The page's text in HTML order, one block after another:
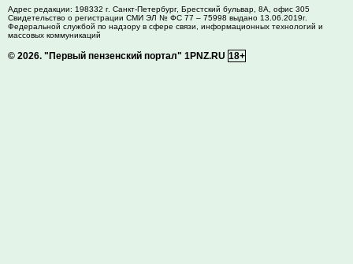
Адрес редакции: 198332 г. Санкт-Петербург, Брестский бульвар, 8А, офис 305
Свидетельство о регистрации СМИ ЭЛ № ФС 77 – 75998 выдано 13.06.2019г.
Федеральной службой по надзору в сфере связи, информационных технологий и
массовых коммуникаций
© 2026. "Первый пензенский портал" 1PNZ.RU 18+